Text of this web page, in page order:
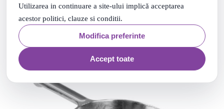
Utilizarea in continuare a site-ului implică acceptarea
acestor politici, clauze si conditii.
Modifica preferinte
Accept toate